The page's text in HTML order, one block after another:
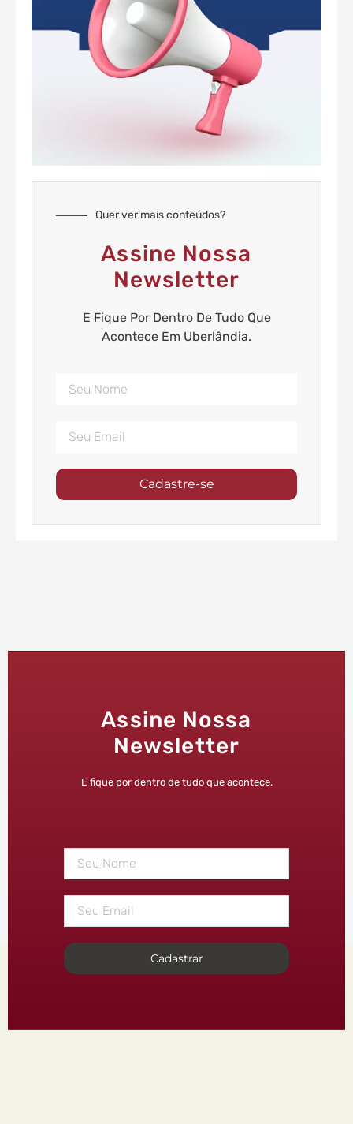
Quer ver mais conteúdos?
Assine Nossa
Newsletter
E Fique Por Dentro De Tudo Que
Acontece Em Uberlândia.
Cadastre-se
Assine Nossa
Newsletter
E fique por dentro de tudo que acontece.
Cadastrar